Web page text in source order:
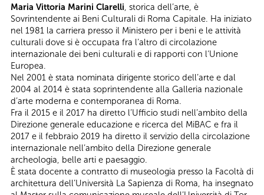
Maria Vittoria Marini Clarelli, storica dell’arte, è
Sovrintendente ai Beni Culturali di Roma Capitale. Ha iniziato
nel 1981 la carriera presso il Ministero per i beni e le attività
culturali dove si è occupata fra l’altro di circolazione
internazionale dei beni culturali e di rapporti con l‘Unione
Europea.
Nel 2001 è stata nominata dirigente storico dell’arte e dal
2004 al 2014 è stata soprintendente alla Galleria nazionale
d’arte moderna e contemporanea di Roma.
Fra il 2015 e il 2017 ha diretto l’Ufficio studi nell’ambito della
Direzione generale educazione e ricerca del MiBAC e fra il
2017 e il febbraio 2019 ha diretto il servizio della circolazione
internazionale nell’ambito della Direzione generale
archeologia, belle arti e paesaggio.
È stata docente a contratto di museologia presso la Facoltà di
architettura dell’Università La Sapienza di Roma, ha insegnato